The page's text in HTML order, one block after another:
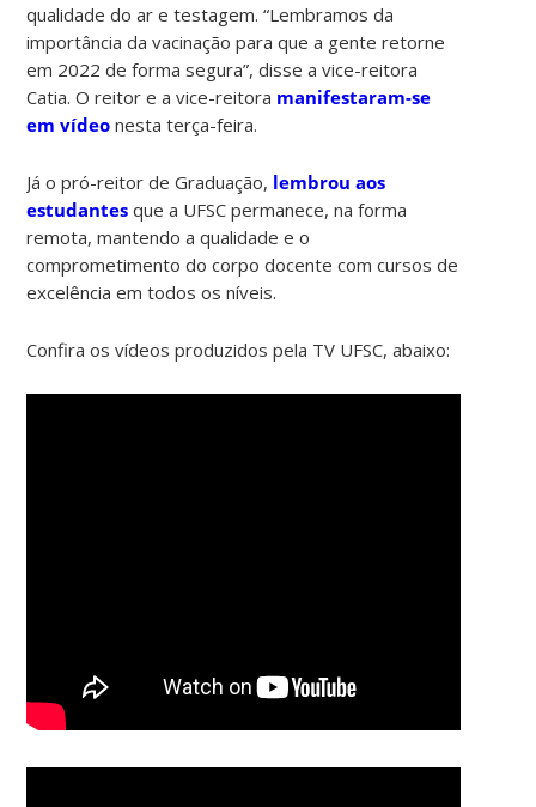
qualidade do ar e testagem. “Lembramos da
importância da vacinação para que a gente retorne
em 2022 de forma segura”, disse a vice-reitora
Catia. O reitor e a vice-reitora manifestaram-se
em vídeo nesta terça-feira.
Já o pró-reitor de Graduação, lembrou aos
estudantes que a UFSC permanece, na forma
remota, mantendo a qualidade e o
comprometimento do corpo docente com cursos de
excelência em todos os níveis.
Confira os vídeos produzidos pela TV UFSC, abaixo: